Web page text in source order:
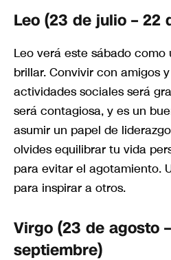
Leo (23 de julio – 22
Leo verá este sábado
brillar. Convivir con amigos
actividades sociales será
será contagiosa, y es un
asumir un papel de
olvides equilibrar tu vida
para evitar el agotamiento.
para inspirar a otros.
Virgo (23 de agosto
septiembre)